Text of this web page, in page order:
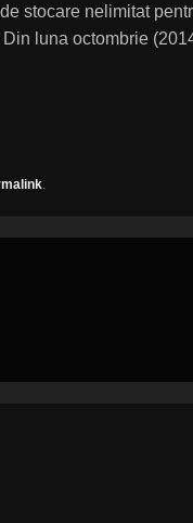
stocare nelimitat
luna octombrie